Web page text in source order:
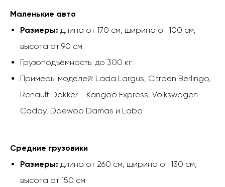
Маленькие авто
Размеры: длина от 170 см, ширина от 100 см,
высота от 90 см
Грузоподъёмность: до 300 кг
Примеры моделей: Lada Largus, Citroen Berlingo,
Renault Dokker - Kangoo Express, Volkswagen
Caddy, Daewoo Damas и Labo
Средние грузовики
Размеры: длина от 260 см, ширина от 130 см,
высота от 150 см